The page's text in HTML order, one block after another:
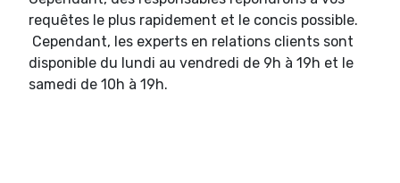
requêtes le plus rapidement et le concis possible.
Cependant, les experts en relations clients sont
disponible du lundi au vendredi de 9h à 19h et le
samedi de 10h à 19h.